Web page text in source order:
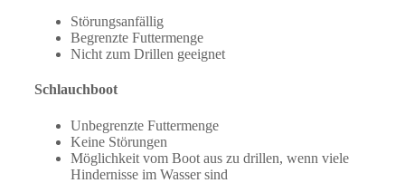
Störungsanfällig
Begrenzte Futtermenge
Nicht zum Drillen geeignet
Schlauchboot
Unbegrenzte Futtermenge
Keine Störungen
Möglichkeit vom Boot aus zu drillen, wenn viele
Hindernisse im Wasser sind